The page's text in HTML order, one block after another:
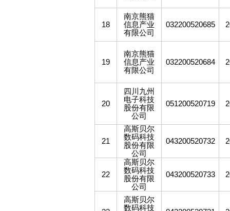
18
南京熊猫
信息产业
有限公司
032200520685
19
南京熊猫
信息产业
有限公司
032200520684
20
四川九州
电子科技
股份有限
公司
051200520719
21
高斯贝尔
数码科技
股份有限
公司
043200520732
22
高斯贝尔
数码科技
股份有限
公司
043200520733
高斯贝尔
数码科技